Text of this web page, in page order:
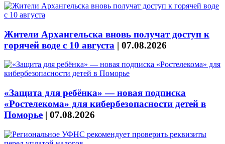
Жители Архангельска вновь получат доступ к
горячей воде с 10 августа | 07.08.2026
«Защита для ребёнка» — новая подписка
«Ростелекома» для кибербезопасности детей в
Поморье | 07.08.2026